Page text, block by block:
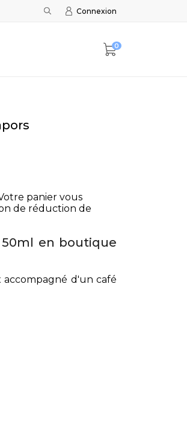
Connexion
0
panier vous
de réduction de
50ml en boutique
d'un café